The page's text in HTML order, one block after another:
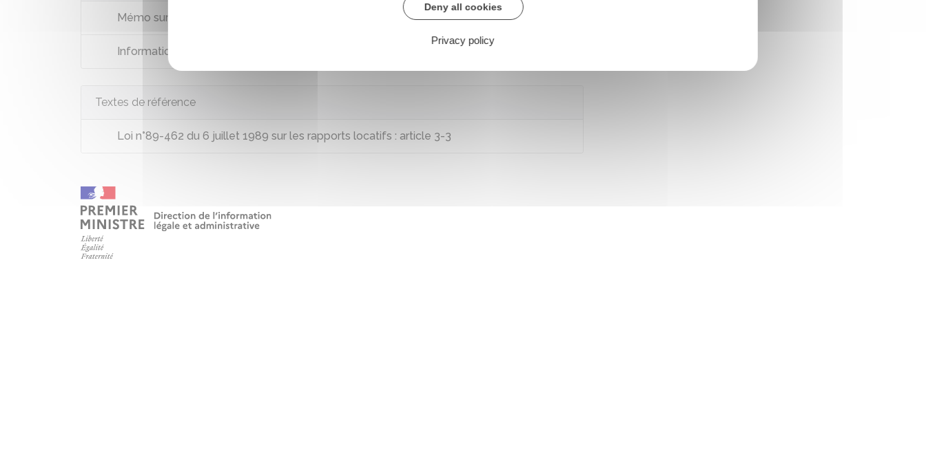
Mémo sur les diagnostics immobiliers en cas de vente ou de location
Information sur les risques naturels
Textes de référence
Loi n°89-462 du 6 juillet 1989 sur les rapports locatifs : article 3-3
Deny all cookies
Privacy policy